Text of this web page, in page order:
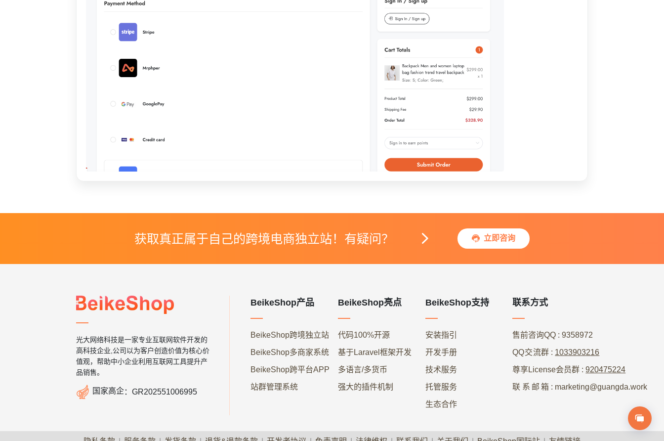
获取真正属于自己的跨境电商独立站！有疑问？   立即咨询
光大网络科技是一家专业互联网软件开发的
高科技企业,公司以为客户创造价值为核心价
值观，帮助中小企业利用互联网工具提升产
品销售。
 国家高企： GR202551006995
BeikeShop产品
BeikeShop跨境独立站
BeikeShop多商家系统
BeikeShop跨平台APP
站群管理系统
BeikeShop亮点
代码100%开源
基于Laravel框架开发
多语言/多货币
强大的插件机制
BeikeShop支持
安装指引
开发手册
技术服务
托管服务
生态合作
联系方式
售前咨询QQ : 9358972
QQ交流群 : 1033903216
尊享License会员群 :920475224
联系邮箱 : marketing@guangda.work